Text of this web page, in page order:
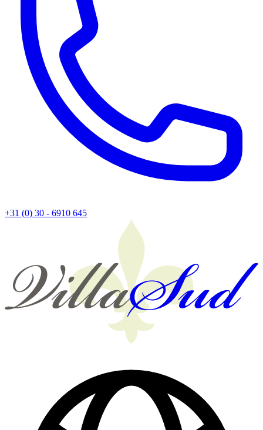
+31 (0) 30 - 6910 645